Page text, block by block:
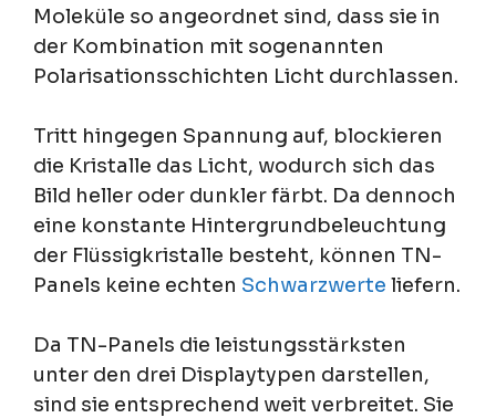
Moleküle so angeordnet sind, dass sie in
der Kombination mit sogenannten
Polarisationsschichten Licht durchlassen.
Tritt hingegen Spannung auf, blockieren
die Kristalle das Licht, wodurch sich das
Bild heller oder dunkler färbt. Da dennoch
eine konstante Hintergrundbeleuchtung
der Flüssigkristalle besteht, können TN-
Panels keine echten Schwarzwerte liefern.
Da TN-Panels die leistungsstärksten
unter den drei Displaytypen darstellen,
sind sie entsprechend weit verbreitet. Sie